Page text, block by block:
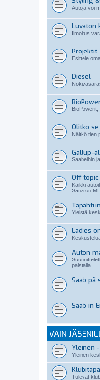
Autoja voi
Luvaton
Ilmoitus
Projektit
Esittele
Diesel
BioPower
BioPowerit,
Olitko se
Näitkö tien
Gallup-
Saabeihin
Off topic
Kaikki
Sana on
Yleistä
Ladies
Auton
palstalla.
Saab på
Saab in
VAIN
Yleinen
Yleinen
Tulevat